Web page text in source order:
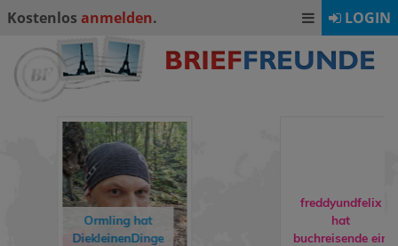
Kostenlos anmelden. LOGIN
Ormlinghat
DiekleinenDinge
freddyundfelix
hat
buchreisendeein